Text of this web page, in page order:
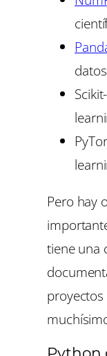
Pero hay
tiene una